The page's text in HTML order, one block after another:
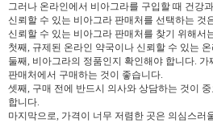
그러나 온라인에서 비아그라를 구입할 때 건강
신뢰할 수 있는 비아그라 판매처를 선택하는 것
신뢰할 수 있는 비아그라 판매처를 찾기 위해서
첫째, 규제된 온라인 약국이나 신뢰할 수 있는
둘째, 비아그라의 정품인지 확인해야 합니다.
판매처에서 구매하는 것이 좋습니다.
셋째, 구매 전에 반드시 의사와 상담하는 것이
합니다.
마지막으로, 가격이 너무 저렴한 곳은 의심스